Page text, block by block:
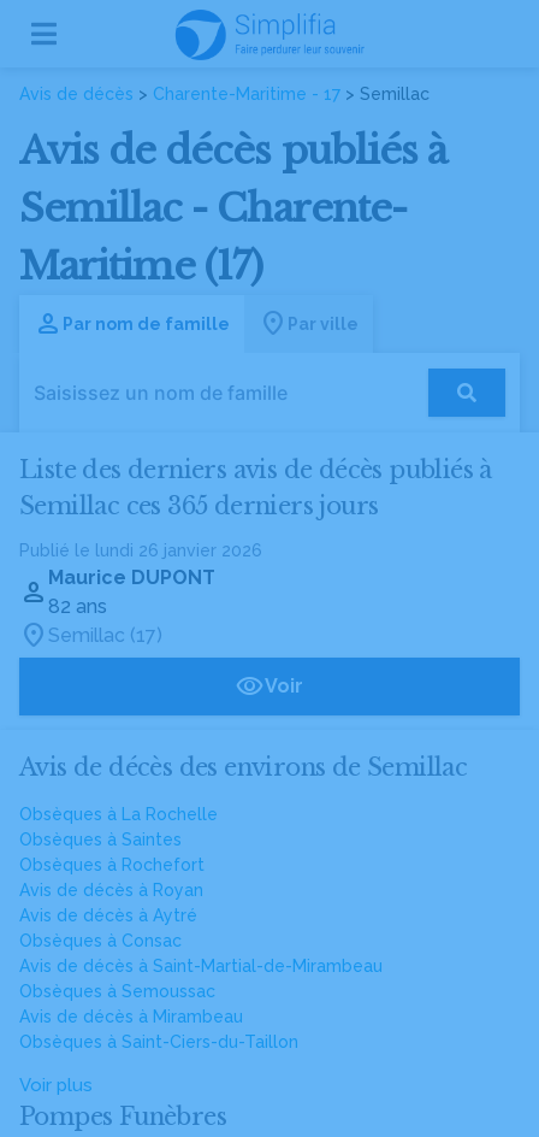
Avis de décès > Charente-Maritime - 17 > Semillac
Avis de décès publiés à
Semillac - Charente-
Maritime (17)
Par nom de famille Par ville
Liste des derniers avis de décès publiés à
Semillac ces 365 derniers jours
Publié le lundi 26 janvier 2026
Maurice DUPONT
82 ans
Semillac (17)
Voir
Avis de décès des environs de Semillac
Obsèques à La Rochelle
Obsèques à Saintes
Obsèques à Rochefort
Avis de décès à Royan
Avis de décès à Aytré
Obsèques à Consac
Avis de décès à Saint-Martial-de-Mirambeau
Obsèques à Semoussac
Avis de décès à Mirambeau
Obsèques à Saint-Ciers-du-Taillon
Voir plus
Pompes Funèbres